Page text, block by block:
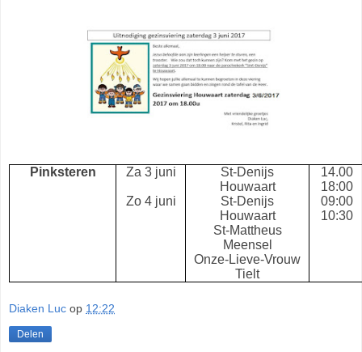
Pinksteren Za 3 juni
Zo 4 juni
St-Denijs
Houwaart
St-Denijs
Houwaart
St-Mattheus
Meensel
Onze-Lieve-Vrouw
Tielt
14.00
18:00
09:00
10:30
Diaken Luc op 12:22
Delen